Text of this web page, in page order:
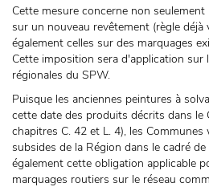
Cette mesure concerne non
sur un nouveau revêtement (règle déjà
également celles sur des marquages
Cette imposition sera d'application sur
régionales du SPW.
Puisque les anciennes peintures à
cette date des produits décrits dans le
chapitres C. 42 et L. 4), les
subsides de la Région dans le cadré
également cette obligation applicable
marquages routiers sur le réseau